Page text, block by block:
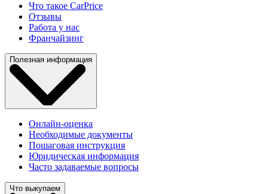
Что такое CarPrice
Отзывы
Работа у нас
Франчайзинг
Полезная информация
Онлайн-оценка
Необходимые документы
Пошаговая инструкция
Юридическая информация
Часто задаваемые вопросы
Что выкупаем